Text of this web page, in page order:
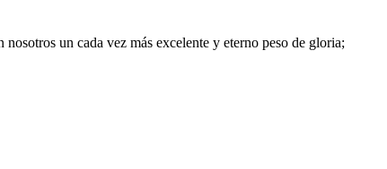
un cada vez más excelente y eterno peso de gloria;